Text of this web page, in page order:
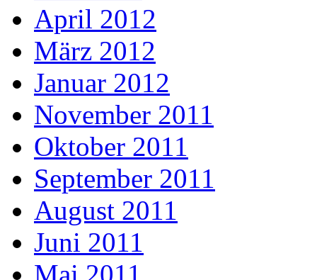
April 2012
März 2012
Januar 2012
November 2011
Oktober 2011
September 2011
August 2011
Juni 2011